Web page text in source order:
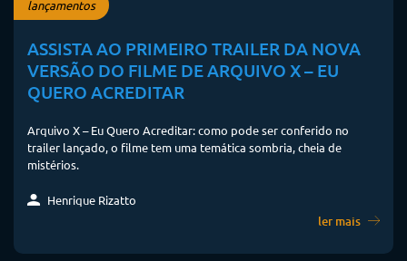
lançamentos
ASSISTA AO PRIMEIRO TRAILER DA NOVA
VERSÃO DO FILME DE ARQUIVO X – EU
QUERO ACREDITAR
Arquivo X – Eu Quero Acreditar: como pode ser conferido no
trailer lançado, o filme tem uma temática sombria, cheia de
mistérios.
Henrique Rizatto
ler mais